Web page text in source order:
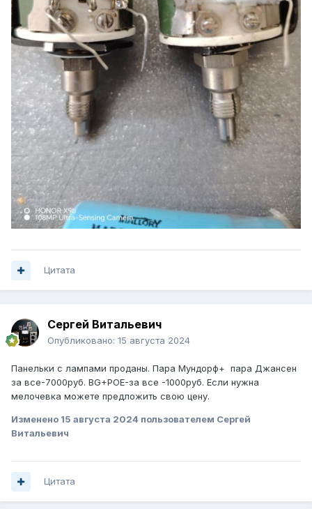
Цитата
Сергей Витальевич
Опубликовано: 15 августа 2024
Панельки с лампами проданы. Пара Мундорф+ пара Джансен
за все-7000руб. BG+POE-за все -1000руб. Если нужна
мелочевка можете предложить свою цену.
Изменено 15 августа 2024 пользователем Сергей
Витальевич
Цитата